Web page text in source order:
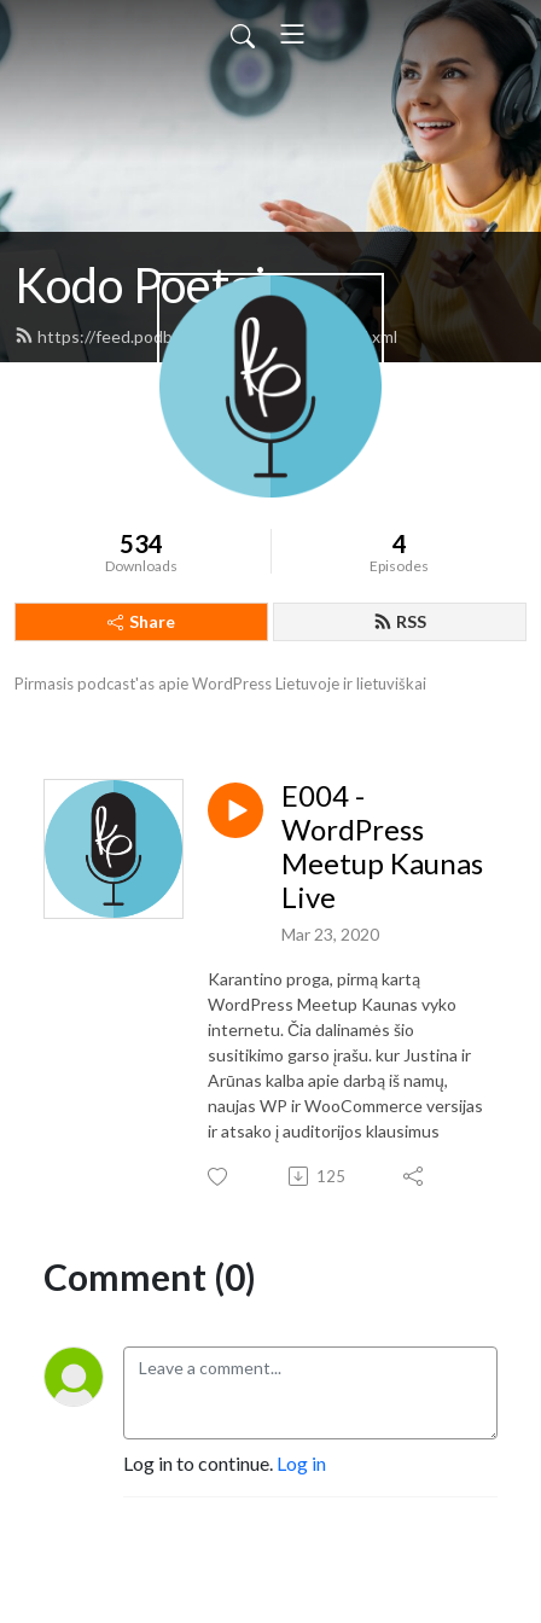
Kodo Poetai
https://feed.podbean.com/kodopoetai/feed.xml
534
Downloads
4
Episodes
Share RSS
Pirmasis podcast'as apie WordPress Lietuvoje ir lietuviškai
E004 -
WordPress
Meetup Kaunas
Live
Mar 23, 2020
Karantino proga, pirmą kartą
WordPress Meetup Kaunas vyko
internetu. Čia dalinamės šio
susitikimo garso įrašu. kur Justina ir
Arūnas kalba apie darbą iš namų,
naujas WP ir WooCommerce versijas
ir atsako į auditorijos klausimus
125
Comment (0)
Log in to continue. Log in